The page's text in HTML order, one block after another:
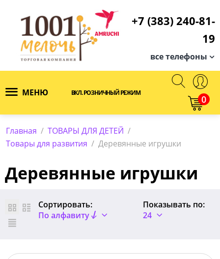
+7 (383) 240-81-
19
все телефоны
МЕНЮ ВКЛ. РОЗНИЧНЫЙ РЕЖИМ
0
Главная / ТОВАРЫ ДЛЯ ДЕТЕЙ /
Товары для развития / Деревянные игрушки
Деревянные игрушки
Сортировать:
По алфавиту
Показывать по:
24